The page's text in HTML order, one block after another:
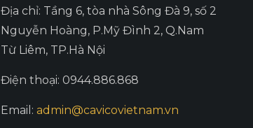
Địa chỉ: Tầng 6, tòa nhà Sông Đà 9, số 2
Nguyễn Hoàng, P.Mỹ Đình 2, Q.Nam
Từ Liêm, TP.Hà Nội
Điện thoại: 0944.886.868
Email:admin@cavicovietnam.vn